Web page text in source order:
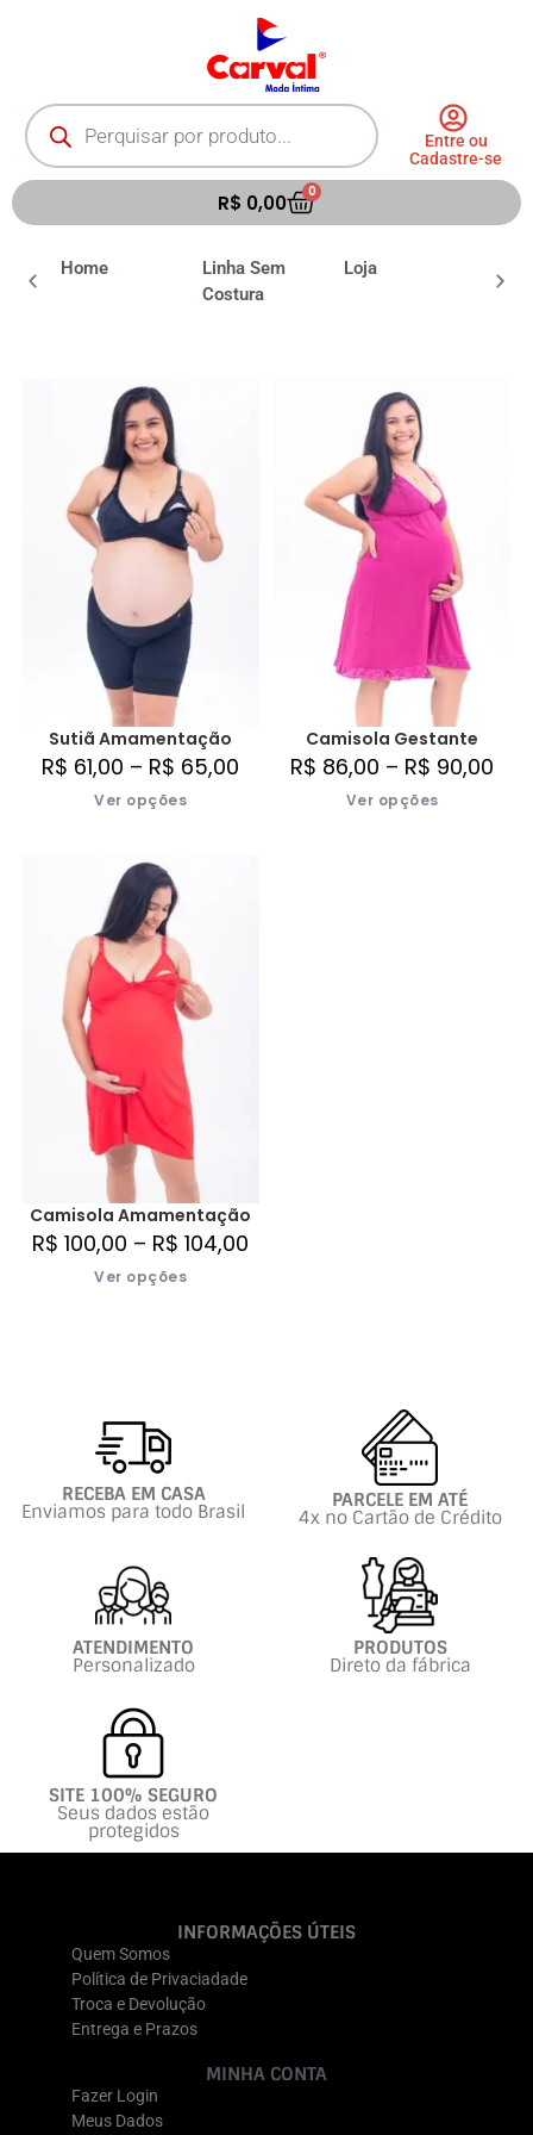
Entre ou
Cadastre-se
R$ 0,00 0
Home
Linha Sem
Costura
Loja
Sutiã Amamentação
R$ 61,00 – R$ 65,00
Ver opções
Camisola Gestante
R$ 86,00 – R$ 90,00
Ver opções
Camisola Amamentação
R$ 100,00 – R$ 104,00
Ver opções
RECEBA EM CASA
Enviamos para todo Brasil PARCELE EM ATÉ
4x no Cartão de Crédito
ATENDIMENTO
Personalizado
PRODUTOS
Direto da fábrica
SITE 100% SEGURO
Seus dados estão
protegidos
INFORMAÇÕES ÚTEIS
Quem Somos
Política de Privaciadade
Troca e Devolução
Entrega e Prazos
MINHA CONTA
Fazer Login
Meus Dados